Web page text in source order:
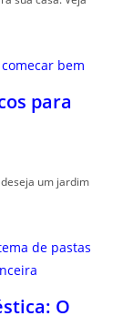
para
um jardim
O